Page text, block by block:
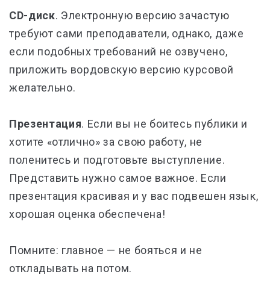
CD-диск. Электронную версию зачастую
требуют сами преподаватели, однако, даже
если подобных требований не озвучено,
приложить вордовскую версию курсовой
желательно.
Презентация. Если вы не боитесь публики и
хотите «отлично» за свою работу, не
поленитесь и подготовьте выступление.
Представить нужно самое важное. Если
презентация красивая и у вас подвешен язык,
хорошая оценка обеспечена!
Помните: главное — не бояться и не
откладывать на потом.